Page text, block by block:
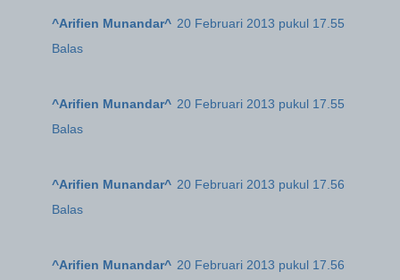
^Arifien Munandar^ 20 Februari 2013 pukul 17.55
Balas
^Arifien Munandar^ 20 Februari 2013 pukul 17.55
Balas
^Arifien Munandar^ 20 Februari 2013 pukul 17.56
Balas
^Arifien Munandar^ 20 Februari 2013 pukul 17.56